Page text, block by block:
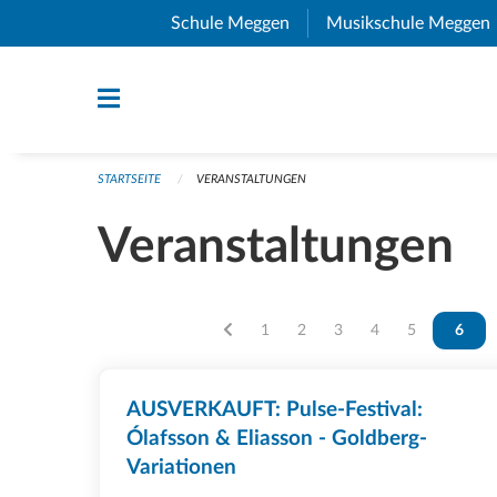
Navigation überspringen
Schule Meggen (External Link)
Musikschule Meggen
STARTSEITE VERANSTALTUNGEN
Veranstaltungen
Vous êtes sur la page
1 Vous êtes sur la page
2 Vous êtes sur la page
3 Vous êtes sur la
4 Vous êtes
5 Vous
6
AUSVERKAUFT: Pulse-Festival:
Ólafsson & Eliasson - Goldberg-
Variationen